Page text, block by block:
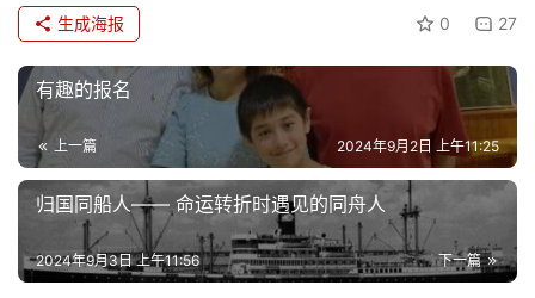
0 27
生成海报
有趣的报名
上一篇 2024年9月2日 上午11:25
归国同船人—— 命运转折时遇见的同舟人
下一篇
2024年9月3日 上午11:56